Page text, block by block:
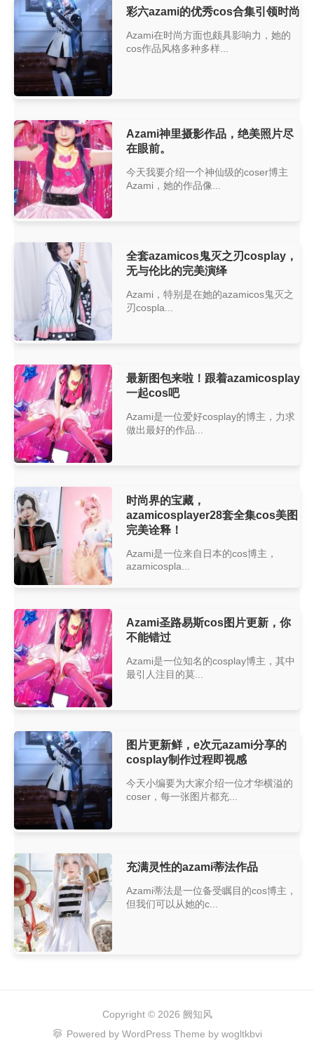
彩六azami的优秀cos合集引领时尚
Azami在时尚方面也颇具影响力，她的
cos作品风格多种多样...
Azami神里摄影作品，绝美照片尽
在眼前。
今天我要介绍一个神仙级的coser博主
Azami，她的作品像...
全套azamicos鬼灭之刃cosplay，
无与伦比的完美演绎
Azami，特别是在她的azamicos鬼灭之
刃cospla...
最新图包来啦！跟着azamicosplay
一起cos吧
Azami是一位爱好cosplay的博主，力求
做出最好的作品...
时尚界的宝藏，
azamicosplayer28套全集cos美图
完美诠释！
Azami是一位来自日本的cos博主，
azamicospla...
Azami圣路易斯cos图片更新，你
不能错过
Azami是一位知名的cosplay博主，其中
最引人注目的莫...
图片更新鲜，e次元azami分享的
cosplay制作过程即视感
今天小编要为大家介绍一位才华横溢的
coser，每一张图片都充...
充满灵性的azami蒂法作品
Azami蒂法是一位备受瞩目的cos博主，
但我们可以从她的c...
Copyright © 2026 阙知风
Powered by WordPress Theme by wogltkbvi